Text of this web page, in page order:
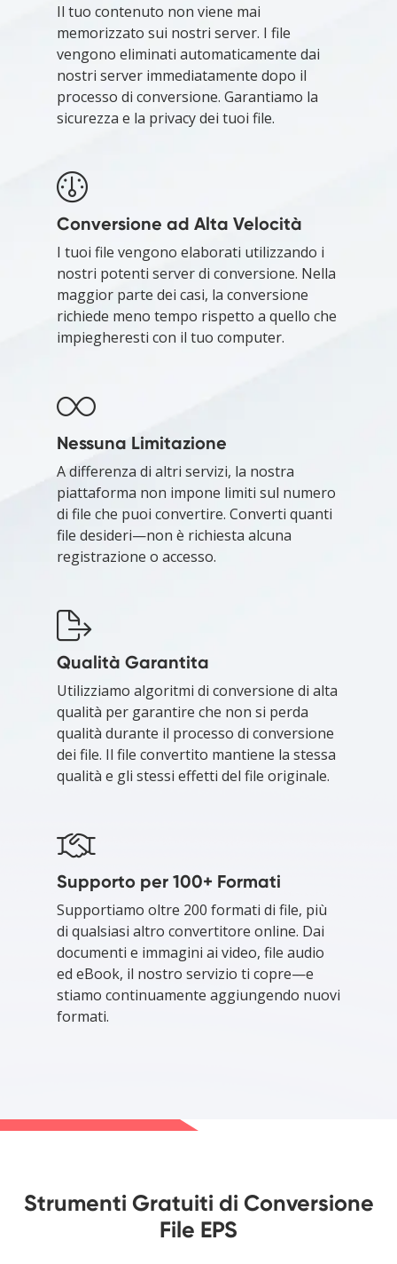
Il tuo contenuto non viene mai
memorizzato sui nostri server. I file
vengono eliminati automaticamente dai
nostri server immediatamente dopo il
processo di conversione. Garantiamo la
sicurezza e la privacy dei tuoi file.
Conversione ad Alta Velocità
I tuoi file vengono elaborati utilizzando i
nostri potenti server di conversione. Nella
maggior parte dei casi, la conversione
richiede meno tempo rispetto a quello che
impiegheresti con il tuo computer.
Nessuna Limitazione
A differenza di altri servizi, la nostra
piattaforma non impone limiti sul numero
di file che puoi convertire. Converti quanti
file desideri—non è richiesta alcuna
registrazione o accesso.
Qualità Garantita
Utilizziamo algoritmi di conversione di alta
qualità per garantire che non si perda
qualità durante il processo di conversione
dei file. Il file convertito mantiene la stessa
qualità e gli stessi effetti del file originale.
Supporto per 100+ Formati
Supportiamo oltre 200 formati di file, più
di qualsiasi altro convertitore online. Dai
documenti e immagini ai video, file audio
ed eBook, il nostro servizio ti copre—e
stiamo continuamente aggiungendo nuovi
formati.
Strumenti Gratuiti di Conversione
File EPS